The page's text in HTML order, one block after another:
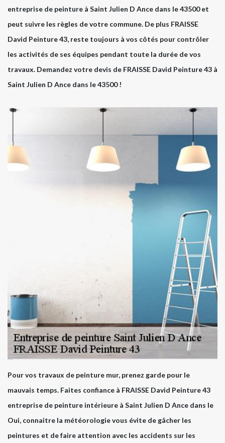
entreprise de peinture à Saint Julien D Ance dans le 43500 et
peut suivre les règles de votre commune. De plus FRAISSE
David Peinture 43, reste toujours à vos côtés pour contrôler
les activités de ses équipes pendant toute la durée de vos
travaux. Demandez votre devis de FRAISSE David Peinture 43 à
Saint Julien D Ance dans le 43500 !
Pour vos travaux de peinture mur, prenez garde pour le
mauvais temps. Faites confiance à FRAISSE David Peinture 43
entreprise de peinture intérieure à Saint Julien D Ance dans le
Oui, connaitre la météorologie vous évite de gâcher les
peintures et de faire attention avec les accidents sur les